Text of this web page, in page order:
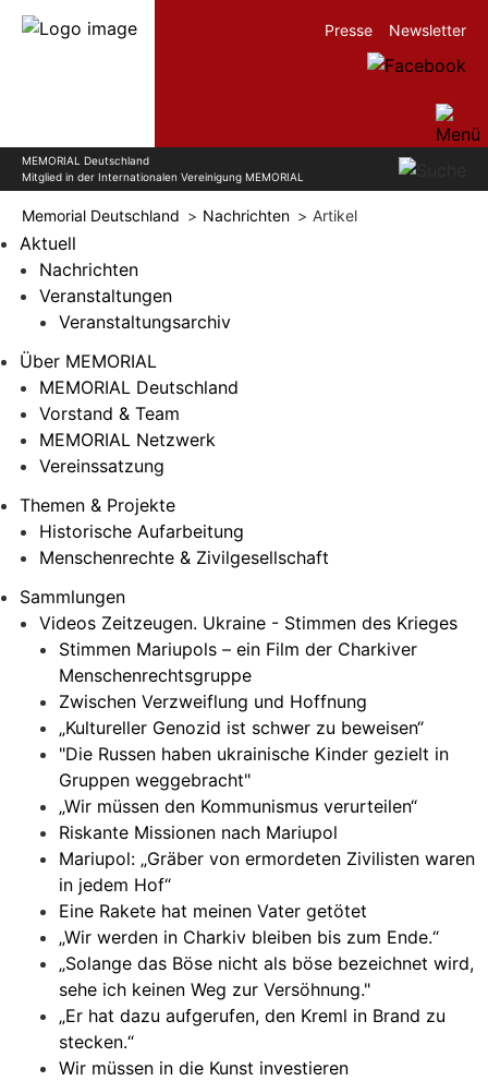
MEMORIAL Deutschland
Mitglied in der Internationalen Vereinigung MEMORIAL
Presse Newsletter
Memorial Deutschland Nachrichten Artikel
Aktuell
Nachrichten
Veranstaltungen
Veranstaltungsarchiv
Über MEMORIAL
MEMORIAL Deutschland
Vorstand & Team
MEMORIAL Netzwerk
Vereinssatzung
Themen & Projekte
Historische Aufarbeitung
Menschenrechte & Zivilgesellschaft
Sammlungen
Videos Zeitzeugen. Ukraine - Stimmen des Krieges
Stimmen Mariupols – ein Film der Charkiver
Menschenrechtsgruppe
Zwischen Verzweiflung und Hoffnung
„Kultureller Genozid ist schwer zu beweisen“
"Die Russen haben ukrainische Kinder gezielt in
Gruppen weggebracht"
„Wir müssen den Kommunismus verurteilen“
Riskante Missionen nach Mariupol
Mariupol: „Gräber von ermordeten Zivilisten waren
in jedem Hof“
Eine Rakete hat meinen Vater getötet
„Wir werden in Charkiv bleiben bis zum Ende.“
„Solange das Böse nicht als böse bezeichnet wird,
sehe ich keinen Weg zur Versöhnung."
„Er hat dazu aufgerufen, den Kreml in Brand zu
stecken.“
Wir müssen in die Kunst investieren